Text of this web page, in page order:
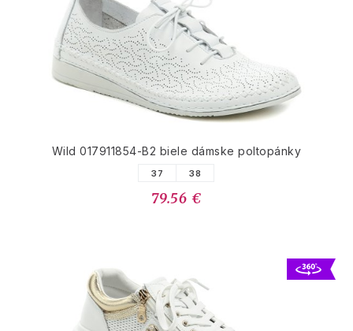
Wild 017911854-B2 biele dámske poltopánky
37 38
79.56 €